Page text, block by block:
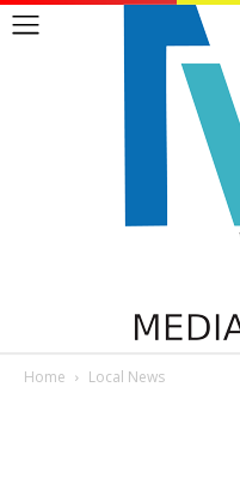
Home Local News